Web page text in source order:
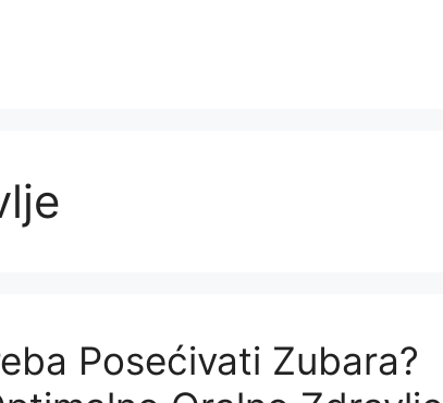
Posećivati Zubara?